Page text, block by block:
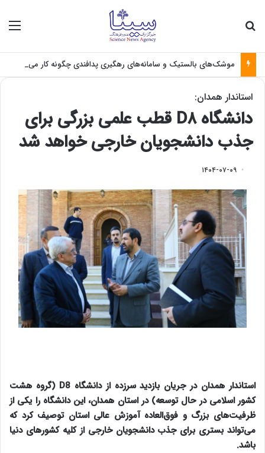
موشک‌های بالستیک و سامانه‌های رهگیری پدافندی چگونه کار می کنند؟
استاندار همدان:
دانشگاه D۸ قطب علمی بزرگی برای
جذب دانشجویان خارجی خواهد شد
۱۴۰۴-۰۷-۰۹
استاندار همدان در جریان بازدید سرزده از دانشگاه D8 (گروه هشت
کشور اسلامی در حال توسعه) در استان همدان، این دانشگاه را یکی از
ظرفیت‌های بزرگ و فوق‌العاده آموزش عالی استان توصیف کرد که
می‌تواند بستری برای جذب دانشجویان خارجی از کلیه کشورهای دنیا
باشد.